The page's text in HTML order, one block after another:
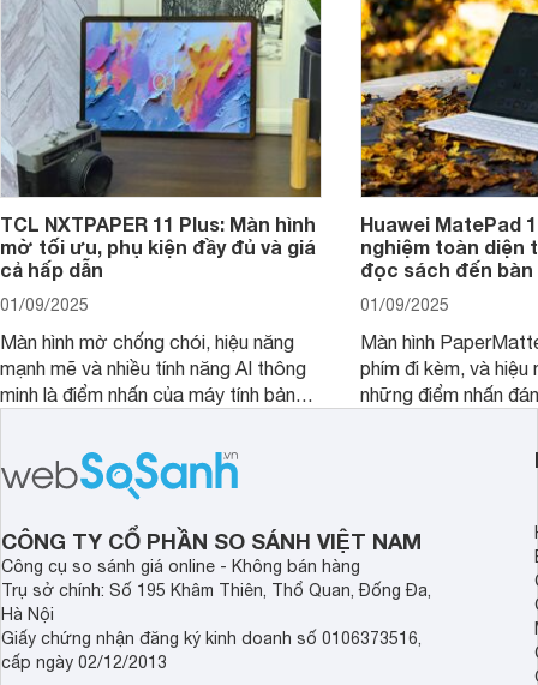
và mượt mà hơn.
TCL NXTPAPER 11 Plus: Màn hình
mờ tối ưu, phụ kiện đầy đủ và giá
cả hấp dẫn
01/09/2025
Màn hình mờ chống chói, hiệu năng
mạnh mẽ và nhiều tính năng AI thông
minh là điểm nhấn của máy tính bảng
đáng chú ý trong phân khúc tầm
trung.
Huawei MatePad
nghiệm toàn diện
đọc sách đến
01/09/2025
Màn hình
phím đi kèm, và hiệu
những điểm nhấn
máy tính bảng
đọc sách và làm
CÔNG TY CỔ PHẦN SO SÁNH VIỆT NAM
Công cụ so sánh giá online - Không bán hàng
Trụ sở chính: Số 195 Khâm Thiên, Thổ Quan, Đống Đa,
Hà Nội
Giấy chứng nhận đăng ký kinh doanh số 0106373516,
cấp ngày 02/12/2013